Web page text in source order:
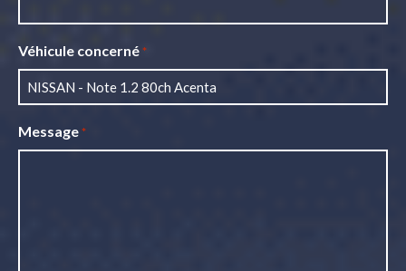
Véhicule concerné *
Message *